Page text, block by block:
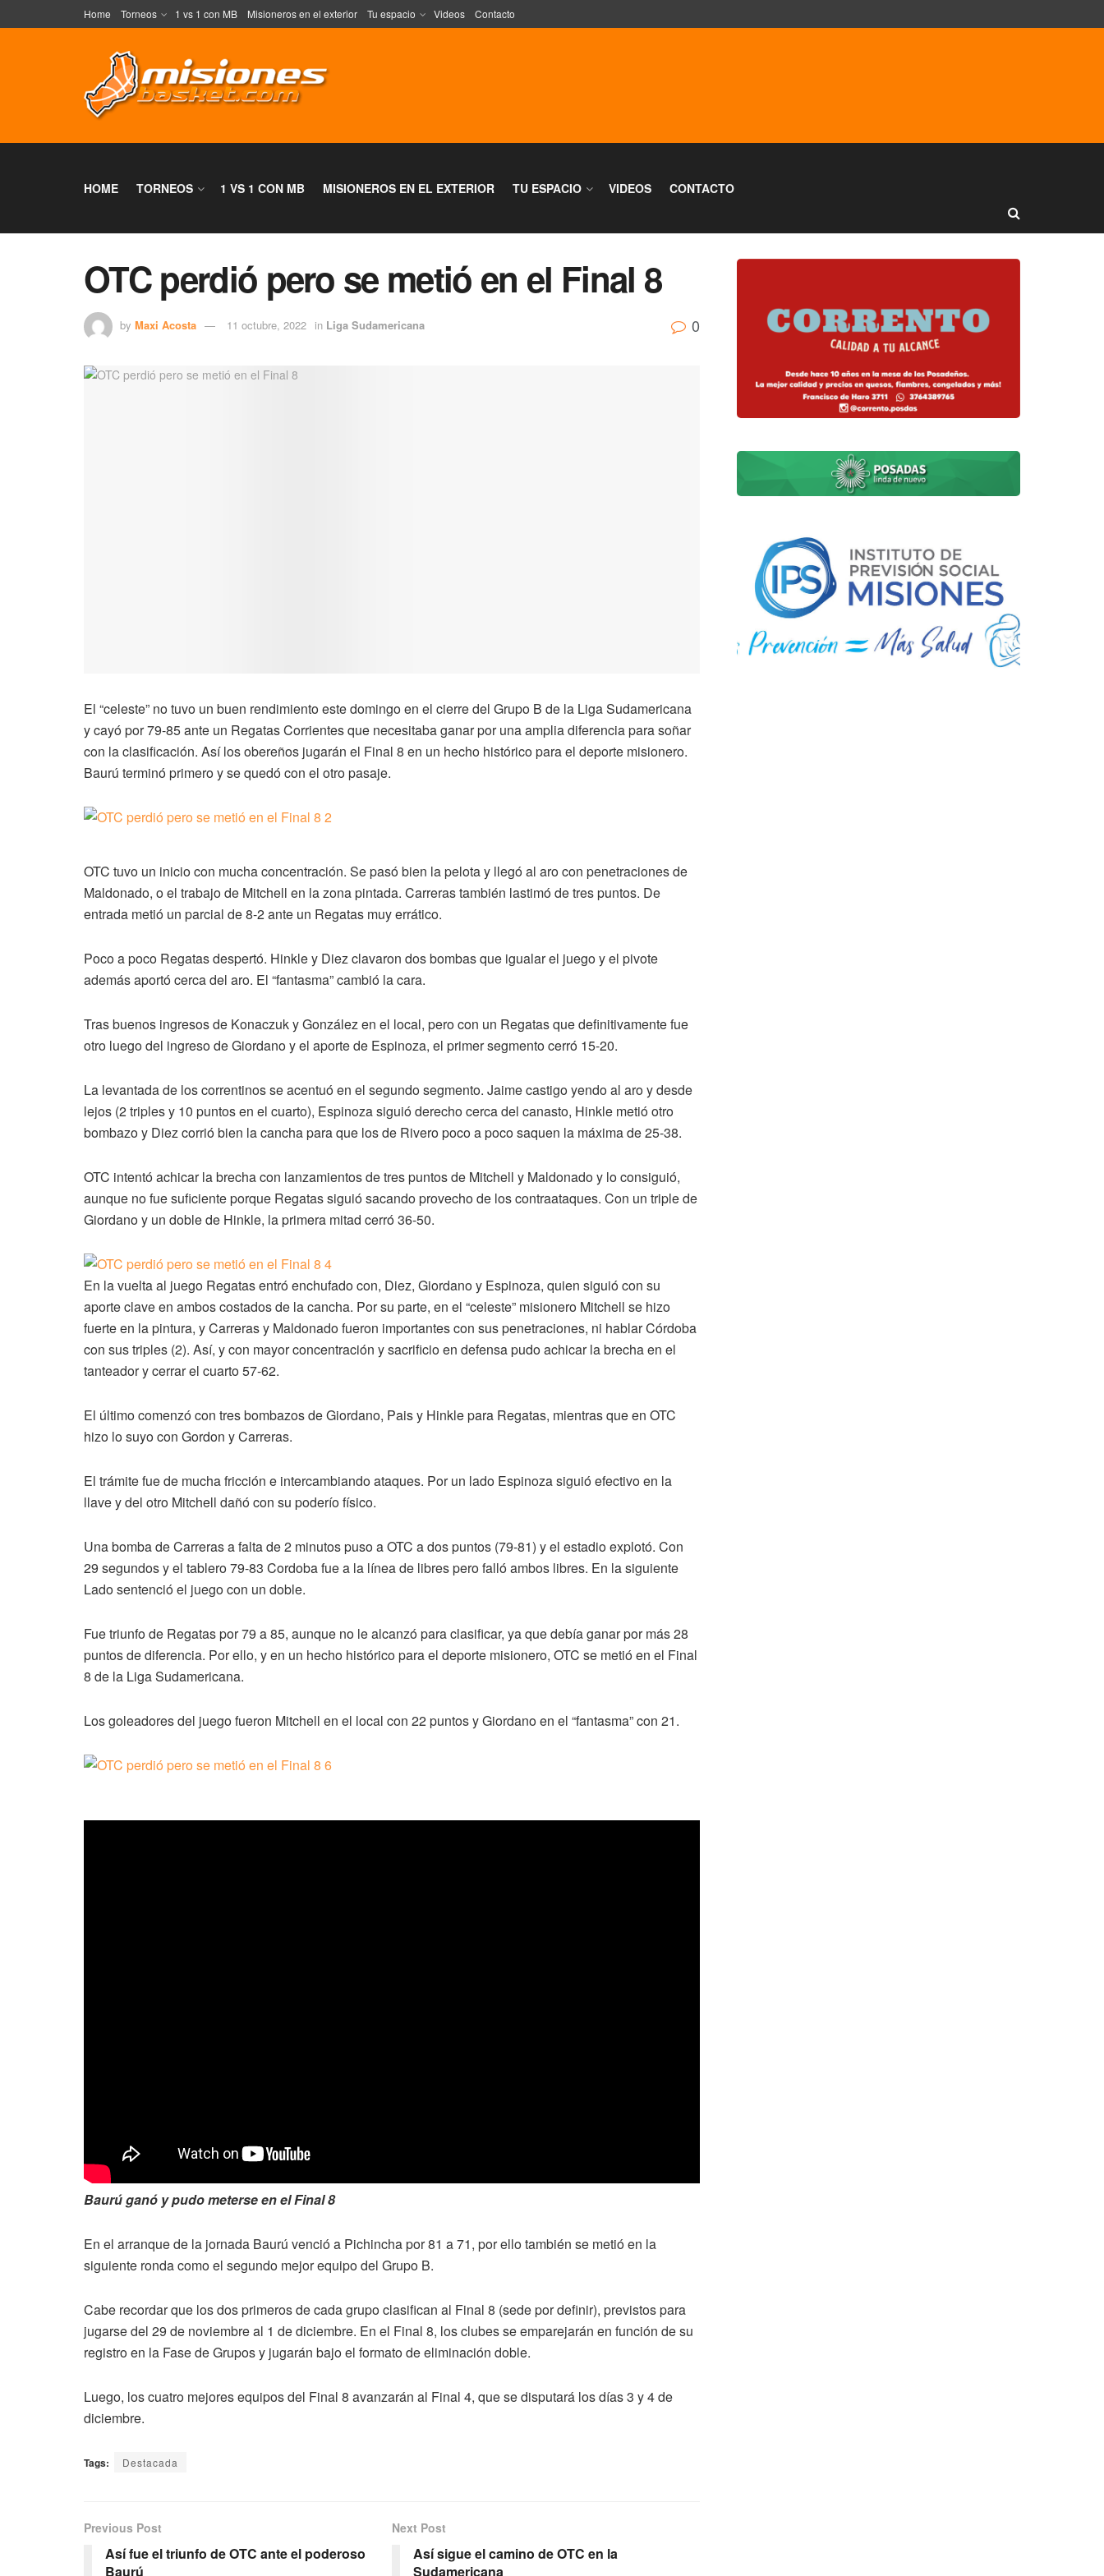
Home Torneos 1 vs 1 con MB Misioneros en el exterior Tu espacio Videos Contacto
HOME TORNEOS 1 VS 1 CON MB MISIONEROS EN EL EXTERIOR TU ESPACIO VIDEOS CONTACTO
OTC perdió pero se metió en el Final 8
by Maxi Acosta 11 octubre, 2022 in Liga Sudamericana 0
El “celeste” no tuvo un buen rendimiento este domingo en el cierre del Grupo B de la Liga Sudamericana
y cayó por 79-85 ante un Regatas Corrientes que necesitaba ganar por una amplia diferencia para soñar
con la clasificación. Así los obereños jugarán el Final 8 en un hecho histórico para el deporte misionero.
Baurú terminó primero y se quedó con el otro pasaje.
OTC tuvo un inicio con mucha concentración. Se pasó bien la pelota y llegó al aro con penetraciones de
Maldonado, o el trabajo de Mitchell en la zona pintada. Carreras también lastimó de tres puntos. De
entrada metió un parcial de 8-2 ante un Regatas muy errático.
Poco a poco Regatas despertó. Hinkle y Diez clavaron dos bombas que igualar el juego y el pivote
además aportó cerca del aro. El “fantasma” cambió la cara.
Tras buenos ingresos de Konaczuk y González en el local, pero con un Regatas que definitivamente fue
otro luego del ingreso de Giordano y el aporte de Espinoza, el primer segmento cerró 15-20.
La levantada de los correntinos se acentuó en el segundo segmento. Jaime castigo yendo al aro y desde
lejos (2 triples y 10 puntos en el cuarto), Espinoza siguió derecho cerca del canasto, Hinkle metió otro
bombazo y Diez corrió bien la cancha para que los de Rivero poco a poco saquen la máxima de 25-38.
OTC intentó achicar la brecha con lanzamientos de tres puntos de Mitchell y Maldonado y lo consiguió,
aunque no fue suficiente porque Regatas siguió sacando provecho de los contraataques. Con un triple de
Giordano y un doble de Hinkle, la primera mitad cerró 36-50.
En la vuelta al juego Regatas entró enchufado con, Diez, Giordano y Espinoza, quien siguió con su
aporte clave en ambos costados de la cancha. Por su parte, en el “celeste” misionero Mitchell se hizo
fuerte en la pintura, y Carreras y Maldonado fueron importantes con sus penetraciones, ni hablar Córdoba
con sus triples (2). Así, y con mayor concentración y sacrificio en defensa pudo achicar la brecha en el
tanteador y cerrar el cuarto 57-62.
El último comenzó con tres bombazos de Giordano, Pais y Hinkle para Regatas, mientras que en OTC
hizo lo suyo con Gordon y Carreras.
El trámite fue de mucha fricción e intercambiando ataques. Por un lado Espinoza siguió efectivo en la
llave y del otro Mitchell dañó con su poderío físico.
Una bomba de Carreras a falta de 2 minutos puso a OTC a dos puntos (79-81) y el estadio explotó. Con
29 segundos y el tablero 79-83 Cordoba fue a la línea de libres pero falló ambos libres. En la siguiente
Lado sentenció el juego con un doble.
Fue triunfo de Regatas por 79 a 85, aunque no le alcanzó para clasificar, ya que debía ganar por más 28
puntos de diferencia. Por ello, y en un hecho histórico para el deporte misionero, OTC se metió en el Final
8 de la Liga Sudamericana.
Los goleadores del juego fueron Mitchell en el local con 22 puntos y Giordano en el “fantasma” con 21.
Baurú ganó y pudo meterse en el Final 8
En el arranque de la jornada Baurú venció a Pichincha por 81 a 71, por ello también se metió en la
siguiente ronda como el segundo mejor equipo del Grupo B.
Cabe recordar que los dos primeros de cada grupo clasifican al Final 8 (sede por definir), previstos para
jugarse del 29 de noviembre al 1 de diciembre. En el Final 8, los clubes se emparejarán en función de su
registro en la Fase de Grupos y jugarán bajo el formato de eliminación doble.
Luego, los cuatro mejores equipos del Final 8 avanzarán al Final 4, que se disputará los días 3 y 4 de
diciembre.
Tags: Destacada
Previous Post
Así fue el triunfo de OTC ante el poderoso
Baurú
Next Post
Así sigue el camino de OTC en la
Sudamericana